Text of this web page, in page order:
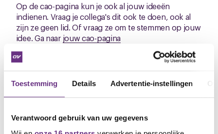
Toestemming Details Advertentie-instellingen
Verantwoord gebruik van uw gegevens
Op de cao-pagina kun je ook al jouw ideeën
indienen. Vraag je collega's dit ook te doen, ook al
zijn ze geen lid. Of vraag ze om te stemmen op jouw
idee. Ga naar jouw cao-pagina
Voorstellenbrief
Op basis van deze input zal ik een voorstellenbrief
opstellen en deze meenemen naar het eerste cao
overleg. Ik zal jullie tijdens het overleg op de hoogte
bereikt ter stemming voorleggen aan jullie.